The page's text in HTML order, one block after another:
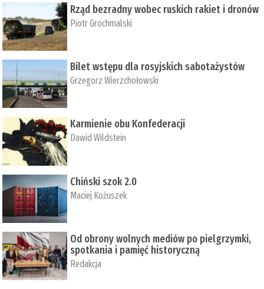
Rząd bezradny wobec ruskich rakiet i dronów
Piotr Grochmalski
Bilet wstępu dla rosyjskich sabotażystów
Grzegorz Wierzchołowski
Karmienie obu Konfederacji
Dawid Wildstein
Chiński szok 2.0
Maciej Kożuszek
Od obrony wolnych mediów po pielgrzymki,
spotkania i pamięć historyczną
Redakcja